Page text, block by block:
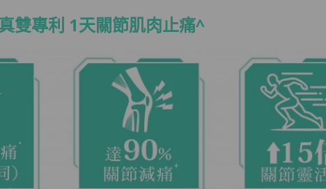
雙專利 1天關節肌肉止痛^